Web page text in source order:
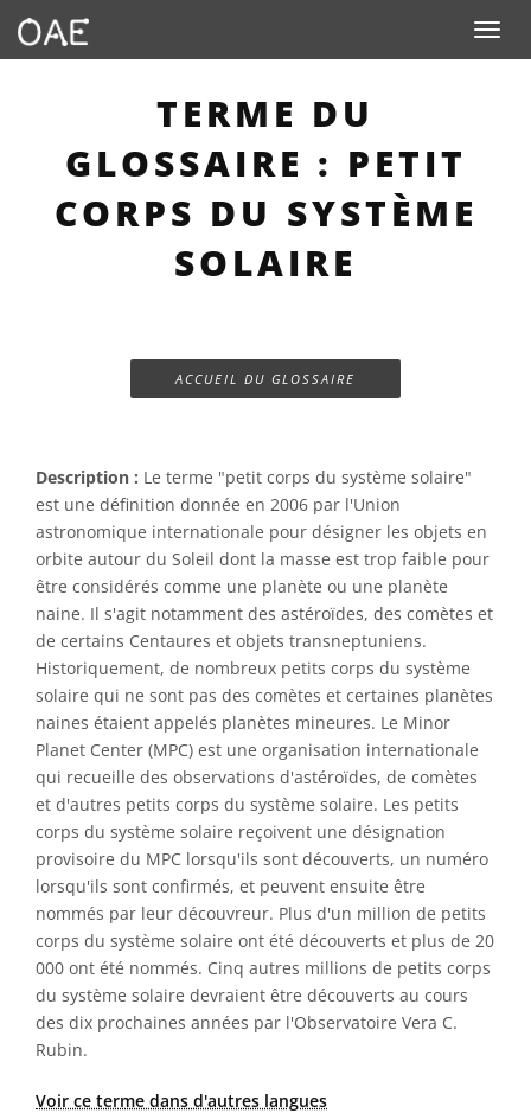
Toggle
TERME DU
GLOSSAIRE : PETIT
CORPS DU SYSTÈME
SOLAIRE
ACCUEIL DU GLOSSAIRE
Description : Le terme "petit corps du système solaire"
est une définition donnée en 2006 par l'Union
astronomique internationale pour désigner les objets en
orbite autour du Soleil dont la masse est trop faible pour
être considérés comme une planète ou une planète
naine. Il s'agit notamment des astéroïdes, des comètes et
de certains Centaures et objets transneptuniens.
Historiquement, de nombreux petits corps du système
solaire qui ne sont pas des comètes et certaines planètes
naines étaient appelés planètes mineures. Le Minor
Planet Center (MPC) est une organisation internationale
qui recueille des observations d'astéroïdes, de comètes
et d'autres petits corps du système solaire. Les petits
corps du système solaire reçoivent une désignation
provisoire du MPC lorsqu'ils sont découverts, un numéro
lorsqu'ils sont confirmés, et peuvent ensuite être
nommés par leur découvreur. Plus d'un million de petits
corps du système solaire ont été découverts et plus de 20
000 ont été nommés. Cinq autres millions de petits corps
du système solaire devraient être découverts au cours
des dix prochaines années par l'Observatoire Vera C.
Rubin.
Voir ce terme dans d'autres langues